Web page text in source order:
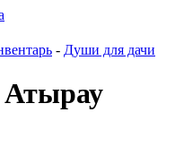
- Души для дачи